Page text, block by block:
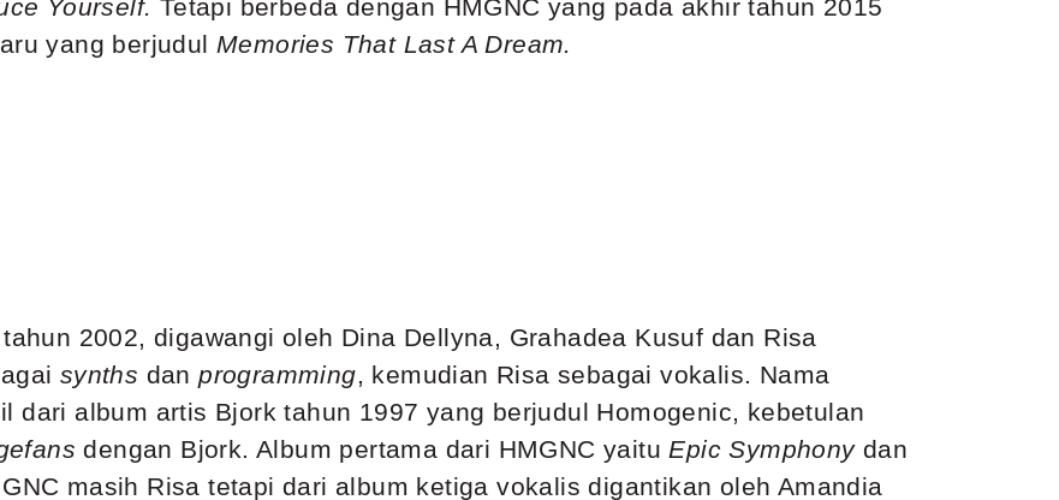
Yourself. Tetapi berbeda dengan HMGNC yang pada akhir tahun 2015
yang berjudul Memories That Last A Dream.
2002, digawangi oleh Dina Dellyna, Grahadea Kusuf dan Risa
synths danprogramming, kemudian Risa sebagai vokalis. Nama
dari album artis Bjork tahun 1997 yang berjudul Homogenic, kebetulan
dengan Bjork. Album pertama dari HMGNC yaitu Epic Symphonydan
masih Risa tetapi dari album ketiga vokalis digantikan oleh Amandia